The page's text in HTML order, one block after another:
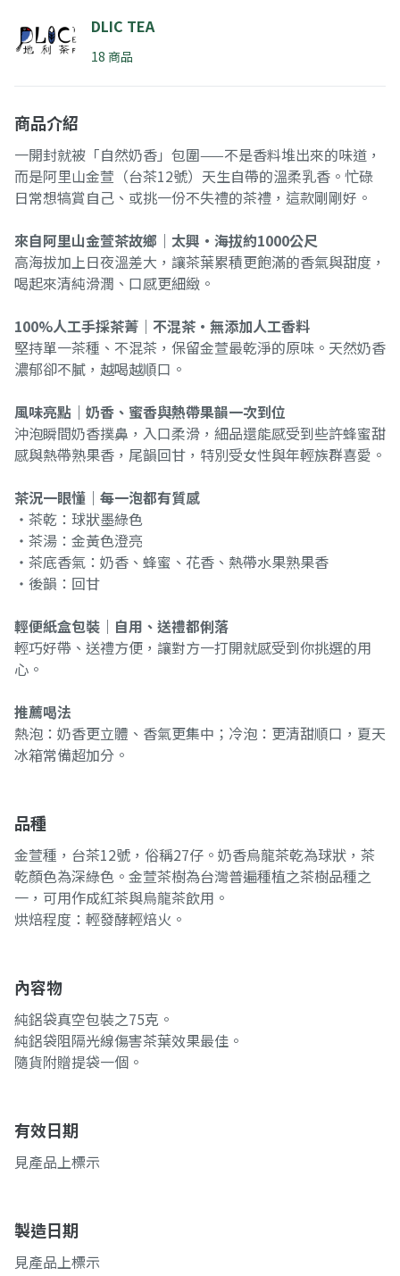
DLIC TEA
18 商品
商品介紹
一開封就被「自然奶香」包圍——不是香料堆出來的味道，
而是阿里山金萱（台茶12號）天生自帶的溫柔乳香。忙碌
日常想犒賞自己、或挑一份不失禮的茶禮，這款剛剛好。
來自阿里山金萱茶故鄉｜太興・海拔約1000公尺
高海拔加上日夜溫差大，讓茶葉累積更飽滿的香氣與甜度，
喝起來清純滑潤、口感更細緻。
100%人工手採茶菁｜不混茶・無添加人工香料
堅持單一茶種、不混茶，保留金萱最乾淨的原味。天然奶香
濃郁卻不膩，越喝越順口。
風味亮點｜奶香、蜜香與熱帶果韻一次到位
沖泡瞬間奶香撲鼻，入口柔滑，細品還能感受到些許蜂蜜甜
感與熱帶熟果香，尾韻回甘，特別受女性與年輕族群喜愛。
茶況一眼懂｜每一泡都有質感
・茶乾：球狀墨綠色
・茶湯：金黃色澄亮
・茶底香氣：奶香、蜂蜜、花香、熱帶水果熟果香
・後韻：回甘
輕便紙盒包裝｜自用、送禮都俐落
輕巧好帶、送禮方便，讓對方一打開就感受到你挑選的用
心。
推薦喝法
熱泡：奶香更立體、香氣更集中；冷泡：更清甜順口，夏天
冰箱常備超加分。
品種
金萱種，台茶12號，俗稱27仔。奶香烏龍茶乾為球狀，茶
乾顏色為深綠色。金萱茶樹為台灣普遍種植之茶樹品種之
一，可用作成紅茶與烏龍茶飲用。
烘焙程度：輕發酵輕焙火。
內容物
純鋁袋真空包裝之75克。
純鋁袋阻隔光線傷害茶葉效果最佳。
隨貨附贈提袋一個。
有效日期
見產品上標示
製造日期
見產品上標示